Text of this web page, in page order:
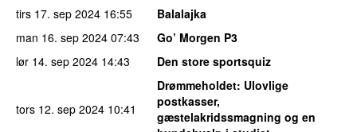
tirs 17. sep 2024 16:55
Balalajka
man 16. sep 2024 07:43
Go’ Morgen P3
lør 14. sep 2024 14:43 Den store sportsquiz
tors 12. sep 2024 10:41
Drømmeholdet: Ulovlige
postkasser,
gæstelakridssmagning og en